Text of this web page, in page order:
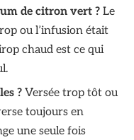
de citron vert ? Le
ou l’infusion était
chaud est ce qui
? Versée trop tôt ou
toujours en
une seule fois